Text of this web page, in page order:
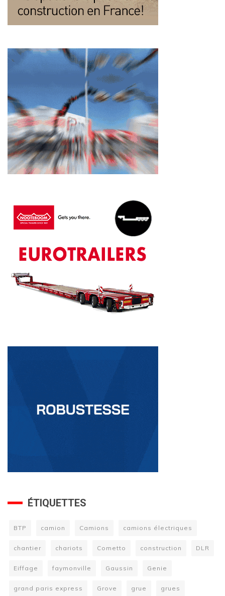
ÉTIQUETTES
BTP camion Camions camions électriques
chantier chariots Cometto construction DLR
Eiffage faymonville Gaussin Genie
grand paris express Grove grue grues